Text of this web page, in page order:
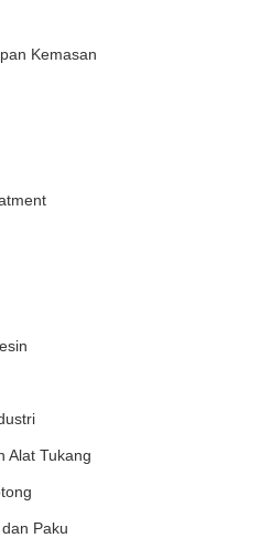
Kemasan
Alat Tukang
Paku